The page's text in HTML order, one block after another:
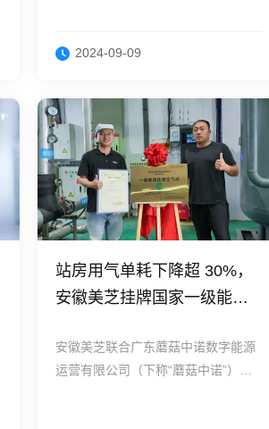
2024-09-09
站房用气单耗下降超 30%，
安徽美芝挂牌国家一级能效
安徽美芝联合广东蘑菇中诺数字能源
运营有限公司（下称“蘑菇中诺”），